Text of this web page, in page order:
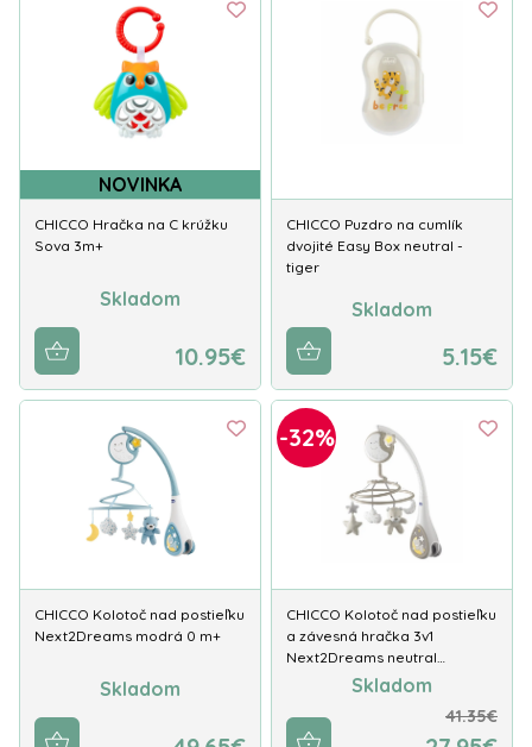
NOVINKA
CHICCO Hračka na C krúžku
Sova 3m+
Skladom
10.95€
CHICCO Puzdro na cumlík
dvojité Easy Box neutral -
tiger
Skladom
5.15€
CHICCO Kolotoč nad postieľku
Next2Dreams modrá 0 m+
Skladom
-32%
CHICCO Kolotoč nad postieľku
a závesná hračka 3v1
Next2Dreams neutral…
Skladom
41.35€